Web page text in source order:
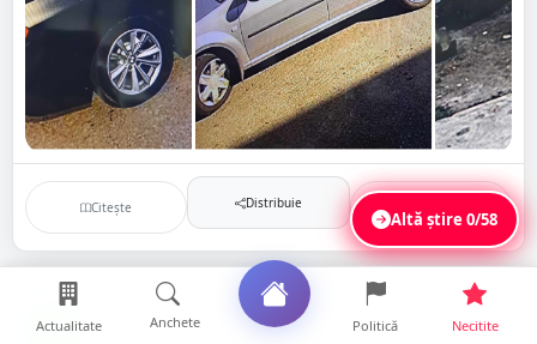
Citește Distribuie
AC
Actualitate
10 august 2023
Altă știre0/58
Actualitate Anchete Politică Necitite